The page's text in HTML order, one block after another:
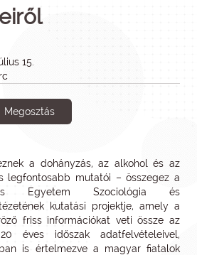
15.
Megosztás
a dohányzás, az alkohol és az
legfontosabb mutatói – összegez a
Egyetem Szociológia és
kutatási projektje, amely a
friss információkat veti össze az
éves időszak adatfelvételeivel,
is értelmezve a magyar fiatalok